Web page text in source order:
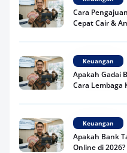
Cara
Cepat Cair &
Keuangan
Apakah Gadai
Cara Lembaga
Keuangan
Apakah Bank
Online di